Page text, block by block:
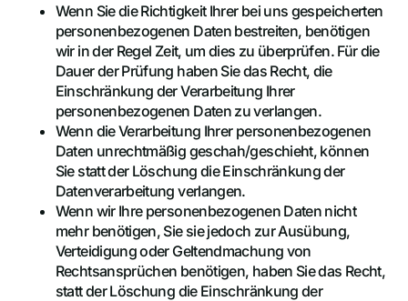
Wenn Sie die Richtigkeit Ihrer bei uns gespeicherten
personenbezogenen Daten bestreiten, benötigen
wir in der Regel Zeit, um dies zu überprüfen. Für die
Dauer der Prüfung haben Sie das Recht, die
Einschränkung der Verarbeitung Ihrer
personenbezogenen Daten zu verlangen.
Wenn die Verarbeitung Ihrer personenbezogenen
Daten unrechtmäßig geschah/geschieht, können
Sie statt der Löschung die Einschränkung der
Datenverarbeitung verlangen.
Wenn wir Ihre personenbezogenen Daten nicht
mehr benötigen, Sie sie jedoch zur Ausübung,
Verteidigung oder Geltendmachung von
Rechtsansprüchen benötigen, haben Sie das Recht,
statt der Löschung die Einschränkung der